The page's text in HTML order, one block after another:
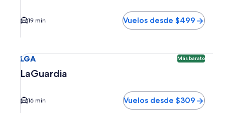
19 min Vuelos desde $499
LGA Más barato
LaGuardia
16 min Vuelos desde $309